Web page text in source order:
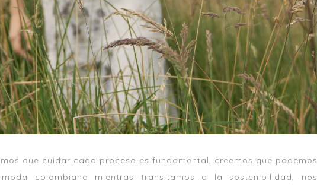
que cuidar cada proceso es fundamental, creemos que podemos
colombiana mientras transitamos a la sostenibilidad, nos